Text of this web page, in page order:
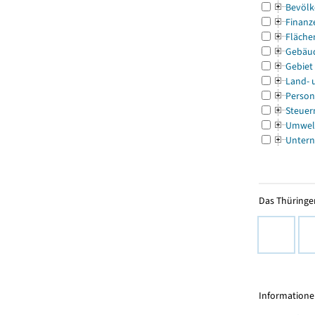
Gebiet
Land-
Das